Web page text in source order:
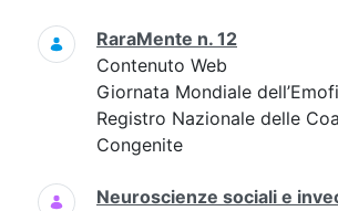
RaraMente n. 12
Contenuto Web
Giornata Mondiale
Registro Nazionale delle
Congenite
Neuroscienze sociali e